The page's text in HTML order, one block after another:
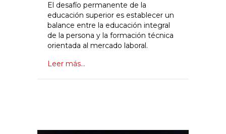
El desafío permanente de la
educación superior es establecer un
balance entre la educación integral
de la persona y la formación técnica
orientada al mercado laboral.
Leer más...